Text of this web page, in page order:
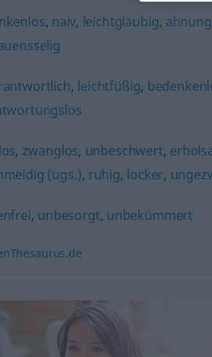
, naiv, leichtgläubig,
, leichtfüßig,
, zwanglos, unbeschwert,
(ugs.), ruhig, locker,
, unbesorgt, unbekümmert